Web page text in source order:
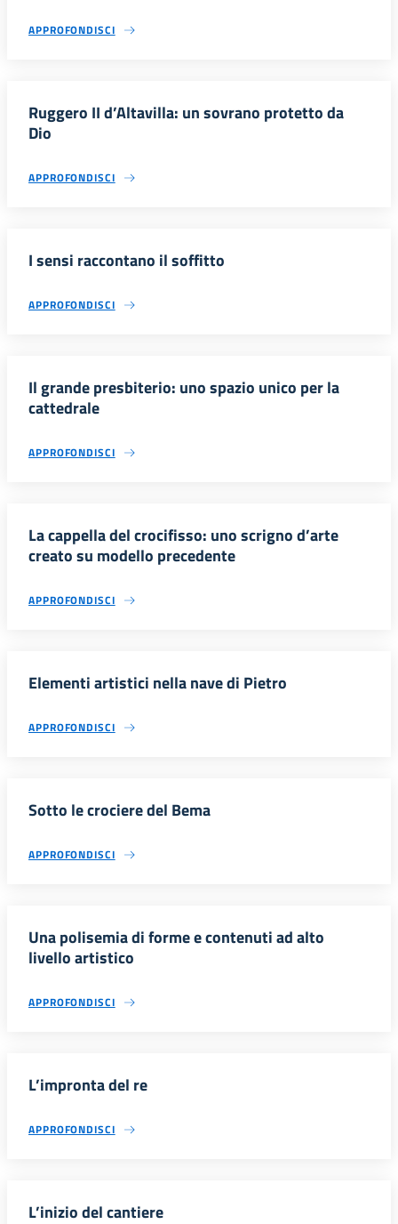
APPROFONDISCI
Ruggero II d’Altavilla: un sovrano protetto da
Dio
APPROFONDISCI
I sensi raccontano il soffitto
APPROFONDISCI
Il grande presbiterio: uno spazio unico per la
cattedrale
APPROFONDISCI
La cappella del crocifisso: uno scrigno d’arte
creato su modello precedente
APPROFONDISCI
Elementi artistici nella nave di Pietro
APPROFONDISCI
Sotto le crociere del Bema
APPROFONDISCI
Una polisemia di forme e contenuti ad alto
livello artistico
APPROFONDISCI
L’impronta del re
APPROFONDISCI
L’inizio del cantiere